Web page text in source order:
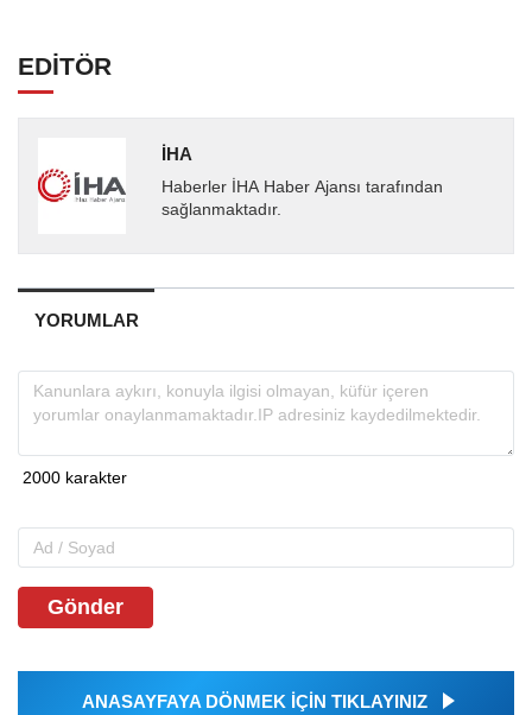
EDİTÖR
İHA
Haberler İHA Haber Ajansı tarafından
sağlanmaktadır.
YORUMLAR
Gönder
ANASAYFAYA DÖNMEK İÇİN TIKLAYINIZ